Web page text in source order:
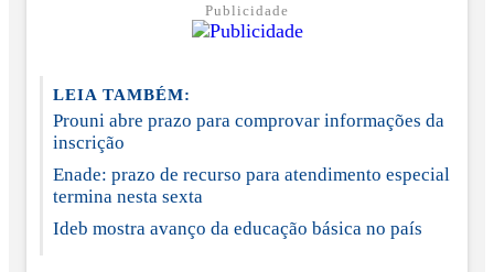
Publicidade
LEIA TAMBÉM:
Prouni abre prazo para comprovar informações da
inscrição
Enade: prazo de recurso para atendimento especial
termina nesta sexta
Ideb mostra avanço da educação básica no país